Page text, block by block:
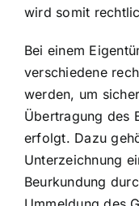
wird somit
Bei einem
verschiedene
werden, um
Übertragung des
erfolgt. Dazu
Unterzeichnung
Beurkundung